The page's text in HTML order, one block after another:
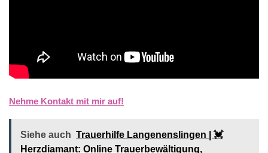
Nehme Kontakt mit mir auf!
Siehe auch Trauerhilfe Langenenslingen | 💓️️
Herzdiamant: Online Trauerbewältigung,